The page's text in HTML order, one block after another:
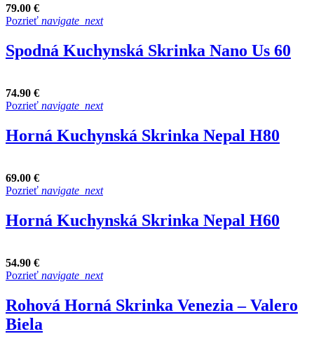
79.00 €
Pozrieť navigate_next
Spodná Kuchynská Skrinka Nano Us 60
74.90 €
Pozrieť navigate_next
Horná Kuchynská Skrinka Nepal H80
69.00 €
Pozrieť navigate_next
Horná Kuchynská Skrinka Nepal H60
54.90 €
Pozrieť navigate_next
Rohová Horná Skrinka Venezia – Valero
Biela